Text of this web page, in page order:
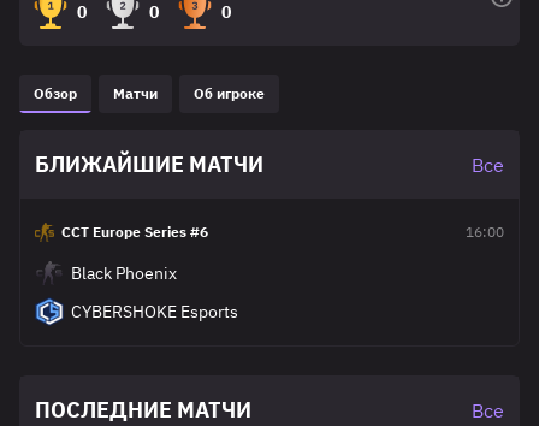
0 0 0
Обзор Матчи Об игроке
БЛИЖАЙШИЕ МАТЧИ Все
CCT Europe Series #6 16:00
Black Phoenix
CYBERSHOKE Esports
ПОСЛЕДНИЕ МАТЧИ Все